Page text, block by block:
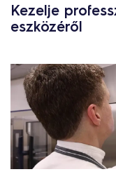
Kezelje
eszközéről